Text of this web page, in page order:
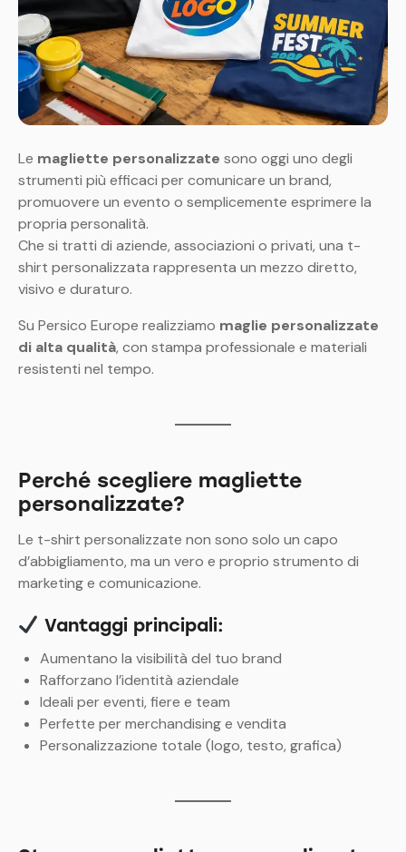
Le magliette personalizzate sono oggi uno degli
strumenti più efficaci per comunicare un brand,
promuovere un evento o semplicemente esprimere la
propria personalità.
Che si tratti di aziende, associazioni o privati, una t-
shirt personalizzata rappresenta un mezzo diretto,
visivo e duraturo.
Su Persico Europe realizziamo maglie personalizzate
di alta qualità, con stampa professionale e materiali
resistenti nel tempo.
Perché scegliere magliette
personalizzate?
Le t-shirt personalizzate non sono solo un capo
d’abbigliamento, ma un vero e proprio strumento di
marketing e comunicazione.
Vantaggi principali:
Aumentano la visibilità del tuo brand
Rafforzano l’identità aziendale
Ideali per eventi, fiere e team
Perfette per merchandising e vendita
Personalizzazione totale (logo, testo, grafica)